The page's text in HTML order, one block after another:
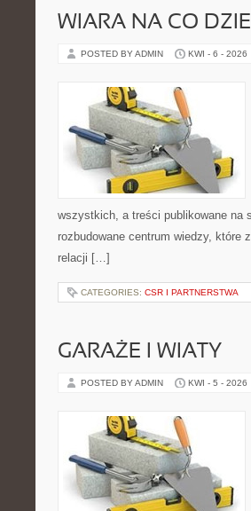
WIARA NA CO
POSTED BY ADMIN KWI - 6 - 2026
wszystkich, a treści publikowane na
rozbudowane centrum wiedzy, które
relacji […]
CATEGORIES: CSR I PARTNERSTWA
GARAŻE I WIATY
POSTED BY ADMIN KWI - 5 - 2026